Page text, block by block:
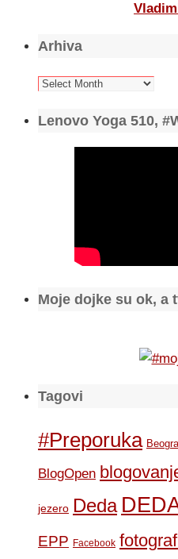
Arhiva
Arhiva
Lenovo Yoga 510,
Moje dojke su ok, a
Tagovi
#Preporuka
BlogOpen
jezero Deda
EPP Facebook